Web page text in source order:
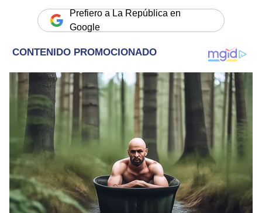
Prefiero a La República en
Google